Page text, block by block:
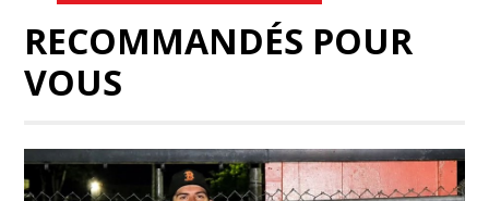
RECOMMANDÉS POUR
VOUS